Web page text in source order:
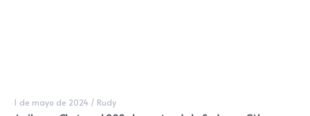
1 de mayo de 2024 / Rudy